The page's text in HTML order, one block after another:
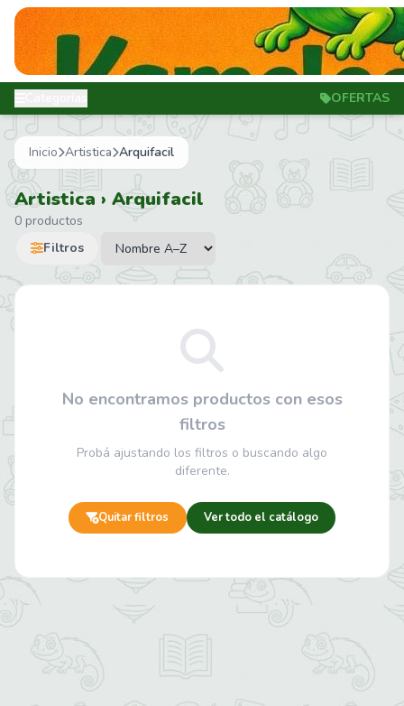
OFERTAS
Inicio Artistica Arquifacil
Artistica › Arquifacil
0 productos
Filtros
No encontramos productos con esos
filtros
Probá ajustando los filtros o buscando algo
diferente.
Quitar filtros Ver todo el catálogo